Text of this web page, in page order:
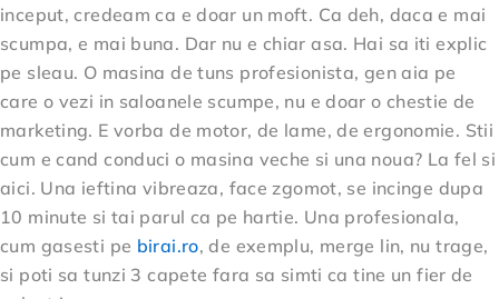
inceput, credeam ca e doar un moft. Ca deh, daca e mai
scumpa, e mai buna. Dar nu e chiar asa. Hai sa iti explic
pe sleau. O masina de tuns profesionista, gen aia pe
care o vezi in saloanele scumpe, nu e doar o chestie de
marketing. E vorba de motor, de lame, de ergonomie. Stii
cum e cand conduci o masina veche si una noua? La fel si
aici. Una ieftina vibreaza, face zgomot, se incinge dupa
10 minute si tai parul ca pe hartie. Una profesionala,
cum gasesti pe birai.ro, de exemplu, merge lin, nu trage,
si poti sa tunzi 3 capete fara sa simti ca tine un fier de